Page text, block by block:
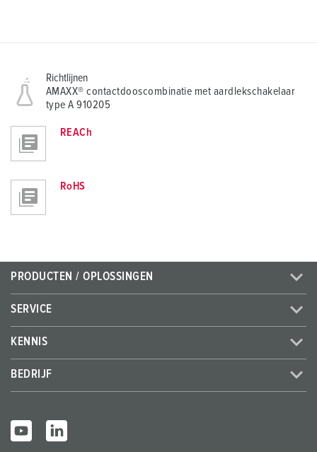
Richtlijnen
AMAXX® contactdooscombinatie met aardlekschakelaar
type A 910205
REACh
RoHS
PRODUCTEN / OPLOSSINGEN
SERVICE
KENNIS
BEDRIJF